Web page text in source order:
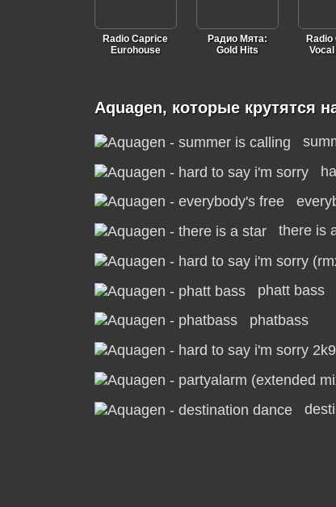
Radio Caprice
Eurohouse
Радио Мята:
Gold Hits
Aquagen, которые крутятся
there is
phatt bass
phatbass